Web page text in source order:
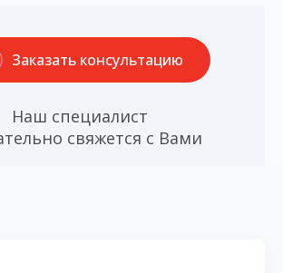
Заказать консультацию
Наш специалист
свяжется с Вами